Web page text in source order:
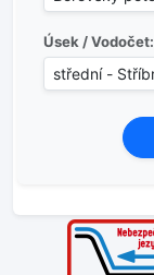
Úsek / Vodočet: